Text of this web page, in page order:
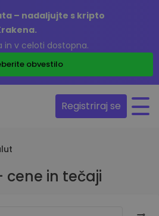
– nadaljujte s kripto
in v celoti dostopna.
obvestilo
Registriraj se
in tečaji